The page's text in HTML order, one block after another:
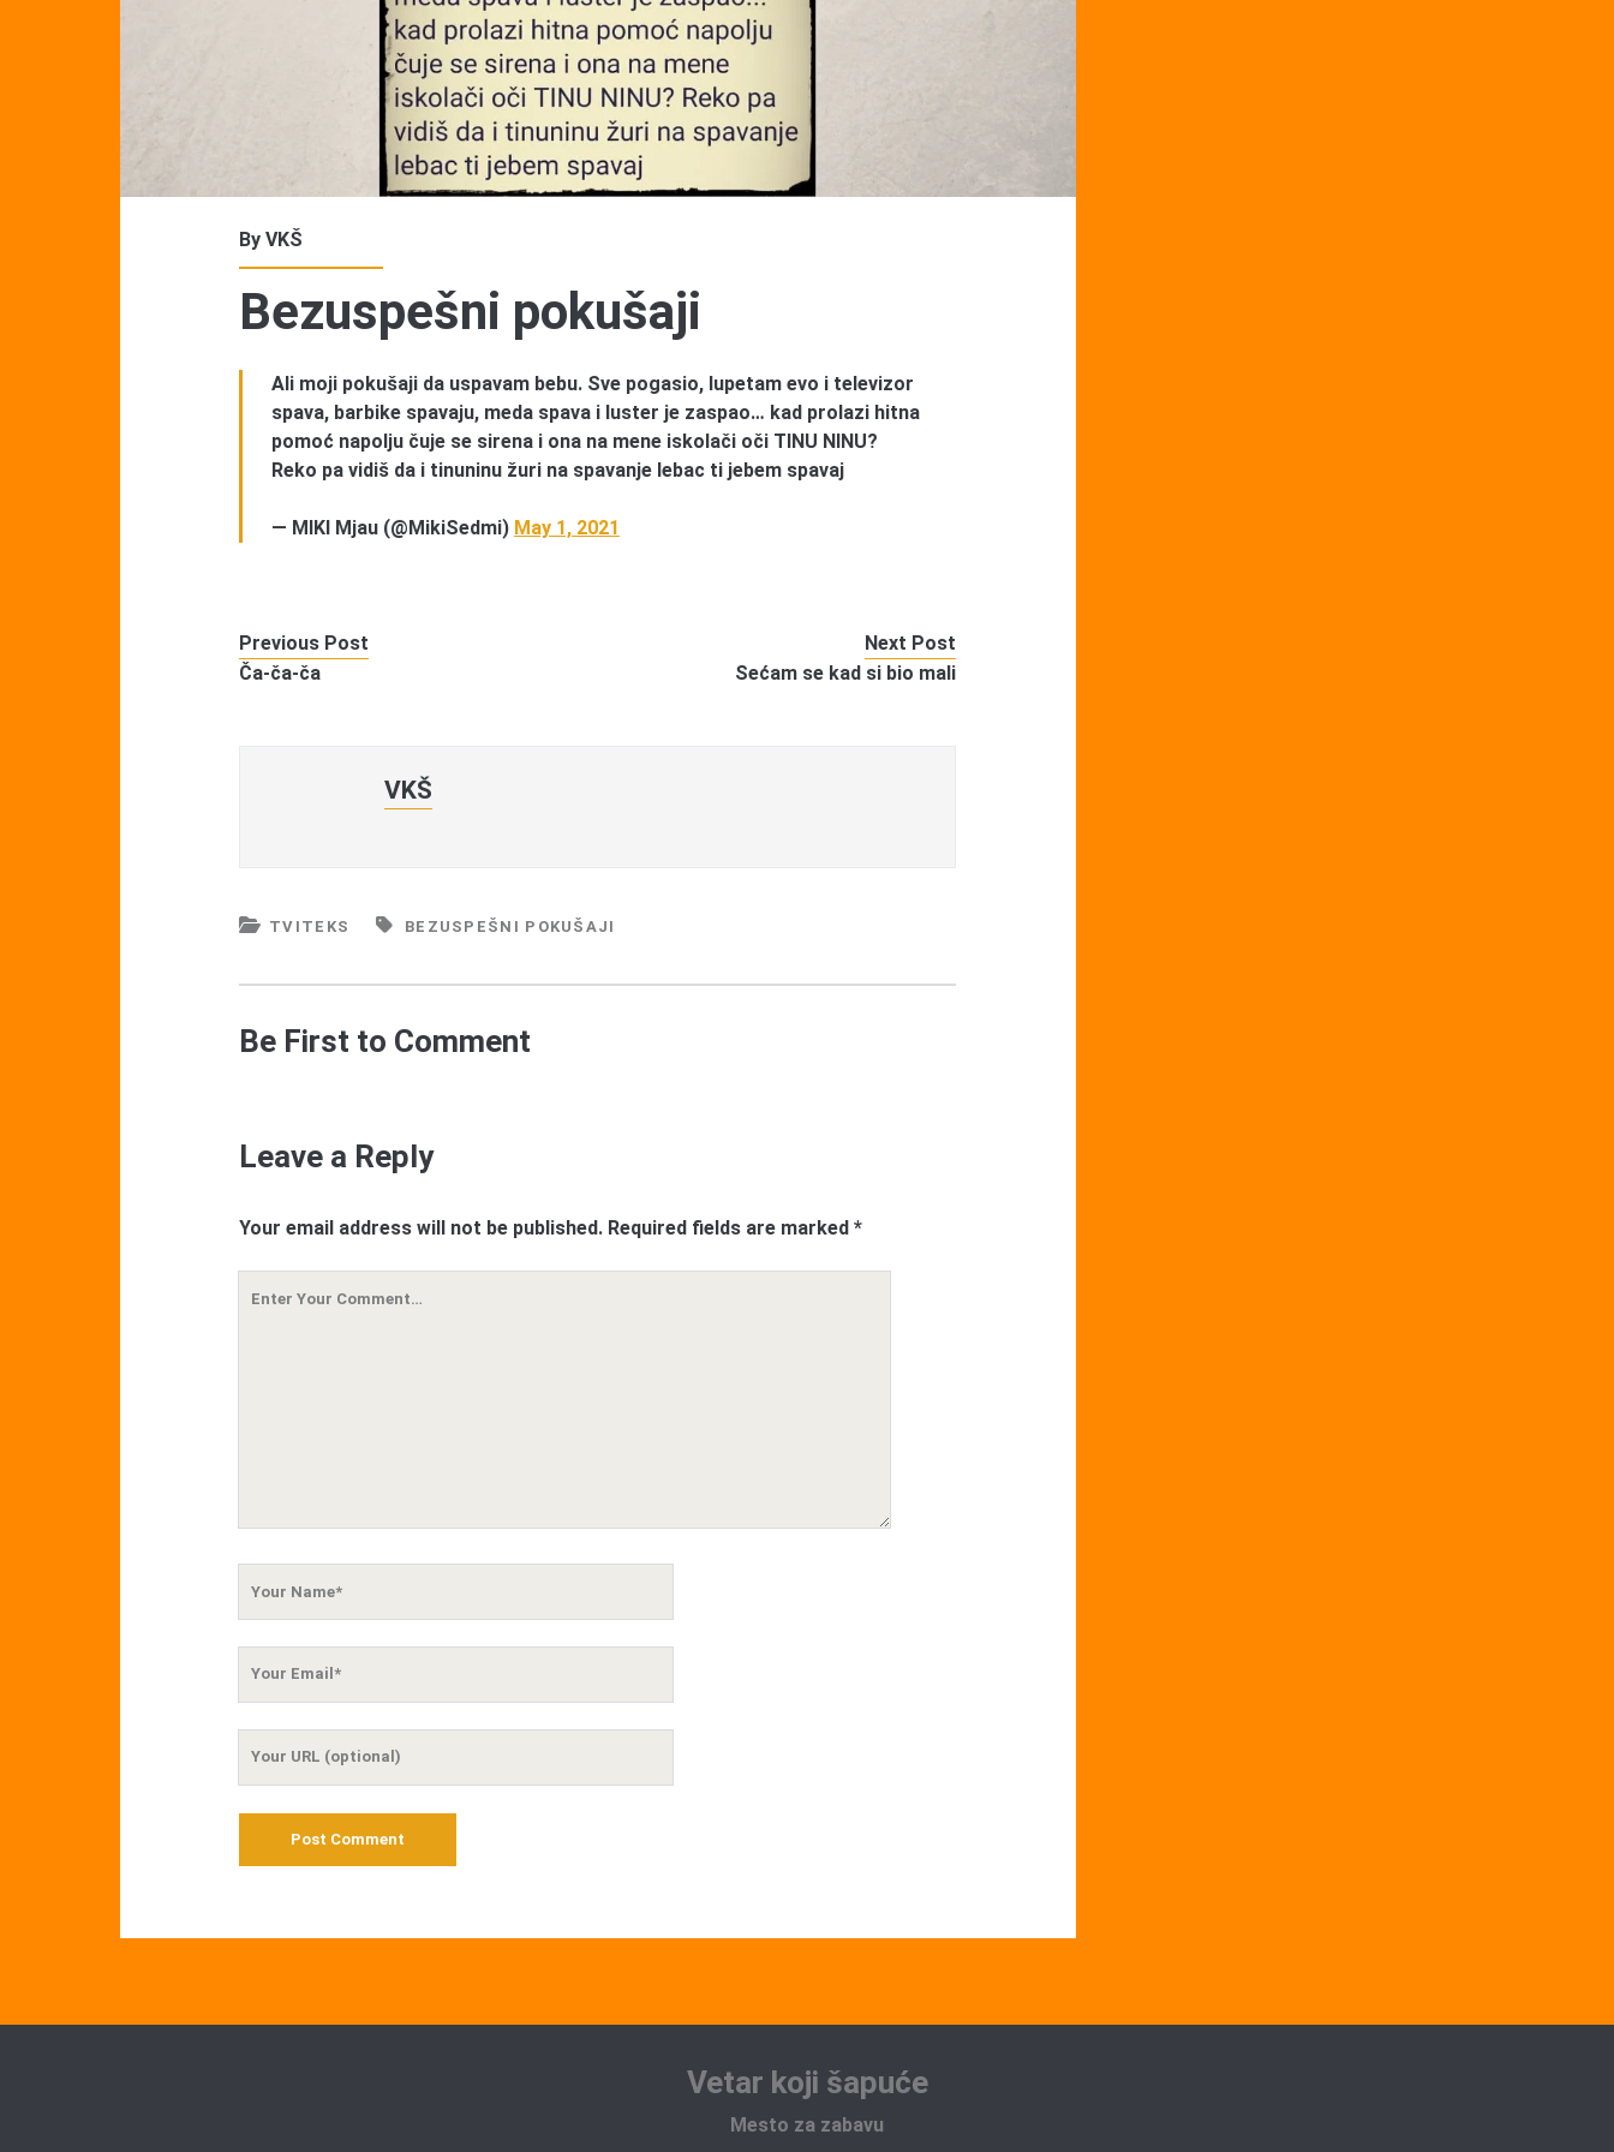
ByVKŠ
Bezuspešni pokušaji
Ali moji pokušaji da uspavam bebu. Sve pogasio, lupetam evo i televizor
spava, barbike spavaju, meda spava i luster je zaspao… kad prolazi hitna
pomoć napolju čuje se sirena i ona na mene iskolači oči TINU NINU?
Reko pa vidiš da i tinuninu žuri na spavanje lebac ti jebem spavaj
— MIKI Mjau (@MikiSedmi) May 1, 2021
Previous Post
Ča-ča-ča
Next Post
Sećam se kad si bio mali
VKŠ
TVITEKS BEZUSPEŠNI POKUŠAJI
Be First to Comment
Leave a Reply
Your email address will not be published. Required fields are marked*
Vetar koji šapuće
Mesto za zabavu